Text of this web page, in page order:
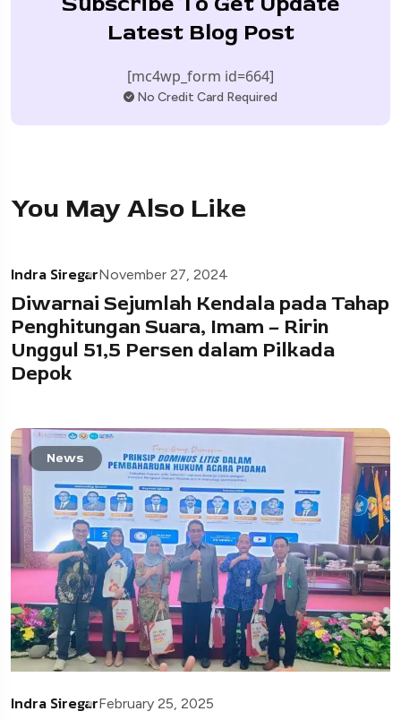
Latest Blog Post
[mc4wp_form id=664]
No Credit Card Required
You May Also Like
Indra SiregarNovember 27, 2024
Diwarnai Sejumlah Kendala pada Tahap
Penghitungan Suara, Imam – Ririn
Unggul 51,5 Persen dalam Pilkada
Depok
News
Indra SiregarFebruary 25, 2025